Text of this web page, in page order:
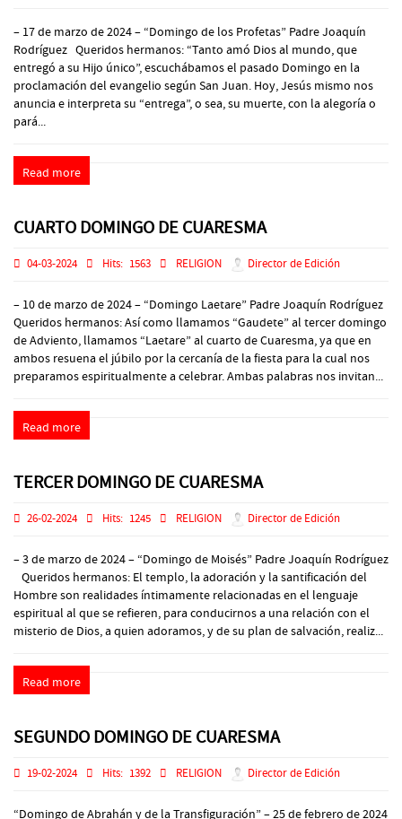
– 17 de marzo de 2024 – “Domingo de los Profetas” Padre Joaquín
Rodríguez Queridos hermanos: “Tanto amó Dios al mundo, que
entregó a su Hijo único”, escuchábamos el pasado Domingo en la
proclamación del evangelio según San Juan. Hoy, Jesús mismo nos
anuncia e interpreta su “entrega”, o sea, su muerte, con la alegoría o
pará...
Read more
CUARTO DOMINGO DE CUARESMA
04-03-2024 Hits: 1563 RELIGION Director de Edición
– 10 de marzo de 2024 – “Domingo Laetare” Padre Joaquín Rodríguez
Queridos hermanos: Así como llamamos “Gaudete” al tercer domingo
de Adviento, llamamos “Laetare” al cuarto de Cuaresma, ya que en
ambos resuena el júbilo por la cercanía de la fiesta para la cual nos
preparamos espiritualmente a celebrar. Ambas palabras nos invitan...
Read more
TERCER DOMINGO DE CUARESMA
26-02-2024 Hits: 1245 RELIGION Director de Edición
– 3 de marzo de 2024 – “Domingo de Moisés” Padre Joaquín Rodríguez
Queridos hermanos: El templo, la adoración y la santificación del
Hombre son realidades íntimamente relacionadas en el lenguaje
espiritual al que se refieren, para conducirnos a una relación con el
misterio de Dios, a quien adoramos, y de su plan de salvación, realiz...
Read more
SEGUNDO DOMINGO DE CUARESMA
19-02-2024 Hits: 1392 RELIGION Director de Edición
“Domingo de Abrahán y de la Transfiguración” – 25 de febrero de 2024